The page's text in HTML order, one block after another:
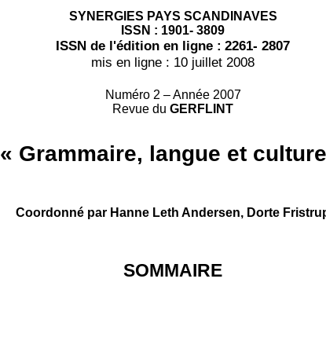
SYNERGIES PAYS SCANDINAVES
ISSN : 1901- 3809
ISSN de l'édition en ligne : 2261- 2807
mis en ligne : 10 juillet 2008
Numéro 2 – Année 2007
Revue du GERFLINT
« Grammaire, langue et
Coordonné par Hanne Leth Andersen, Dorte
SOMMAIRE